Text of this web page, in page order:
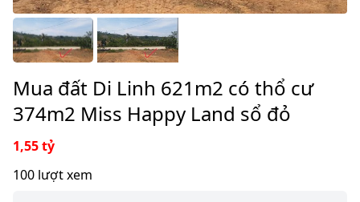
Mua đất Di Linh 621m2 có thổ cư
374m2 Miss Happy Land sổ đỏ
1,55 tỷ
100 lượt xem